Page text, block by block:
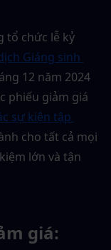
tổ chức lễ kỷ
Giáng sinh
12 năm 2024
phiếu giảm giá
sự kiện tập
cho tất cả mọi
lớn và tận
giá: